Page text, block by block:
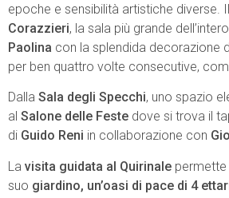
epoche e sensibilità artistiche diverse.
Corazzieri, la sala più grande
Paolina con la splendida decorazione
per ben quattro volte consecutive,
Dalla Sala degli Specchi, uno spazio
al Salone delle Feste dove si trova il
di Guido Reni in collaborazione con
La visita guidata al Quirinale permette
suo giardino, un’oasi di pace di 4